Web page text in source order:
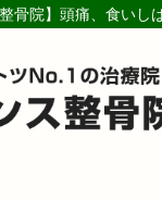
骨院】頭痛、食いし